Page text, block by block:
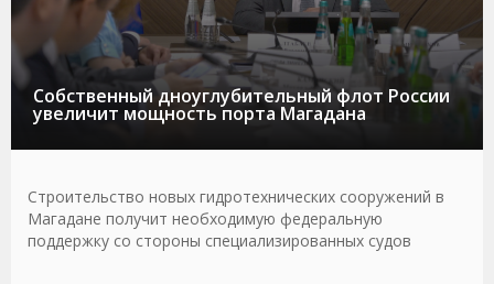
Собственный дноуглубительный флот России
увеличит мощность порта Магадана
Строительство новых гидротехнических сооружений в
Магадане получит необходимую федеральную
поддержку со стороны специализированных судов